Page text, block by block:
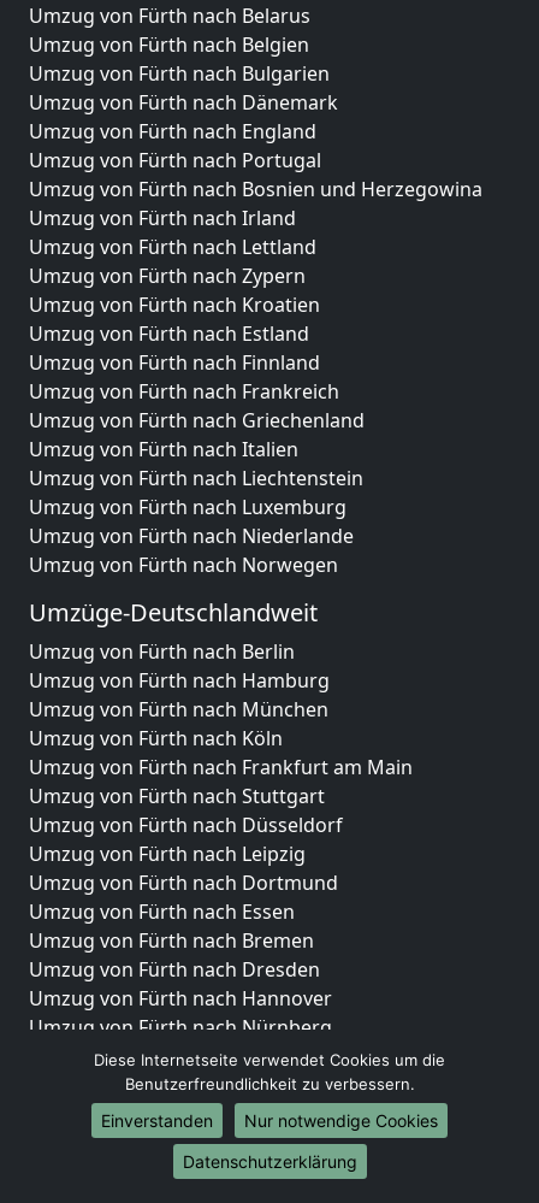
Umzug von Fürth nach Belarus
Umzug von Fürth nach Belgien
Umzug von Fürth nach Bulgarien
Umzug von Fürth nach Dänemark
Umzug von Fürth nach England
Umzug von Fürth nach Portugal
Umzug von Fürth nach Bosnien und Herzegowina
Umzug von Fürth nach Irland
Umzug von Fürth nach Lettland
Umzug von Fürth nach Zypern
Umzug von Fürth nach Kroatien
Umzug von Fürth nach Estland
Umzug von Fürth nach Finnland
Umzug von Fürth nach Frankreich
Umzug von Fürth nach Griechenland
Umzug von Fürth nach Italien
Umzug von Fürth nach Liechtenstein
Umzug von Fürth nach Luxemburg
Umzug von Fürth nach Niederlande
Umzug von Fürth nach Norwegen
Umzüge-Deutschlandweit
Umzug von Fürth nach Berlin
Umzug von Fürth nach Hamburg
Umzug von Fürth nach München
Umzug von Fürth nach Köln
Umzug von Fürth nach Frankfurt am Main
Umzug von Fürth nach Stuttgart
Umzug von Fürth nach Düsseldorf
Umzug von Fürth nach Leipzig
Umzug von Fürth nach Dortmund
Umzug von Fürth nach Essen
Umzug von Fürth nach Bremen
Umzug von Fürth nach Dresden
Umzug von Fürth nach Hannover
Umzug von Fürth nach Nürnberg
Umzug von Fürth nach Duisburg
Umzug von Fürth nach Bochum
Umzug von Fürth nach Wuppertal
Umzug von Fürth nach Bielefeld
Umzug von Fürth nach Bonn
Diese Internetseite verwendet Cookies um die
Benutzerfreundlichkeit zu verbessern.
Einverstanden
Nur notwendige Cookies
Datenschutzerklärung